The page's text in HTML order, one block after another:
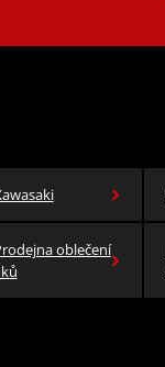
oblečení